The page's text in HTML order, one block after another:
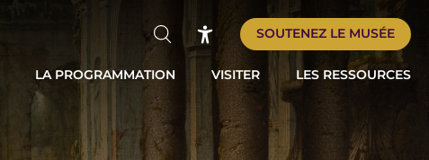
RechercherAccessibilité
SOUTENEZ LE MUSÉE
LA PROGRAMMATION VISITER LES RESSOURCES